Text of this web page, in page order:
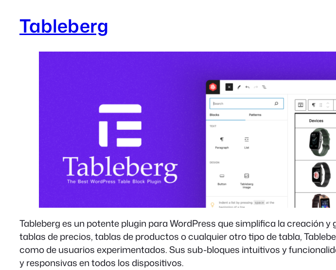
Tableberg
Tableberg es un potente plugin para WordPress que simplifica la creación
tablas de precios, tablas de productos o cualquier otro tipo de tabla,
como de usuarios experimentados. Sus sub-bloques intuitivos y
y responsivas en todos los dispositivos.